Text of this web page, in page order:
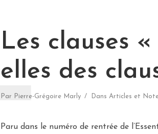
Les clauses
elles des
Par Pierre-Grégoire Marly Dans Articles et
L
Paru dans le numéro de rentrée de